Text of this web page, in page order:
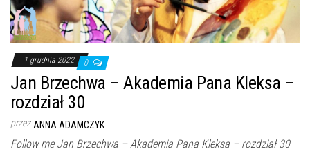
1 grudnia 2022 0
Jan Brzechwa – Akademia Pana Kleksa –
rozdział 30
przez ANNA ADAMCZYK
Follow me Jan Brzechwa – Akademia Pana Kleksa – rozdział 30